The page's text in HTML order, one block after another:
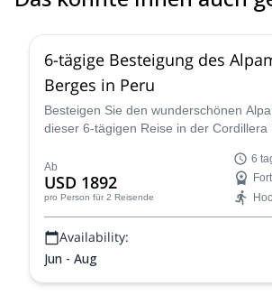
6-tägige Besteigung des
Berges in Peru
Besteigen Sie den wunderschönen
dieser 6-tägigen Reise in der Cordillera
Bergführer, und erleben Sie ein
Bergsteigerabenteuer!
Ab
USD 1892
pro Person für 2 Reisende
6
Availability:
Jun - Aug